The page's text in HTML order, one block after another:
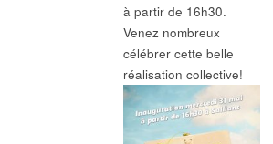
à partir de 16h30.
Venez nombreux
célébrer cette belle
réalisation collective!